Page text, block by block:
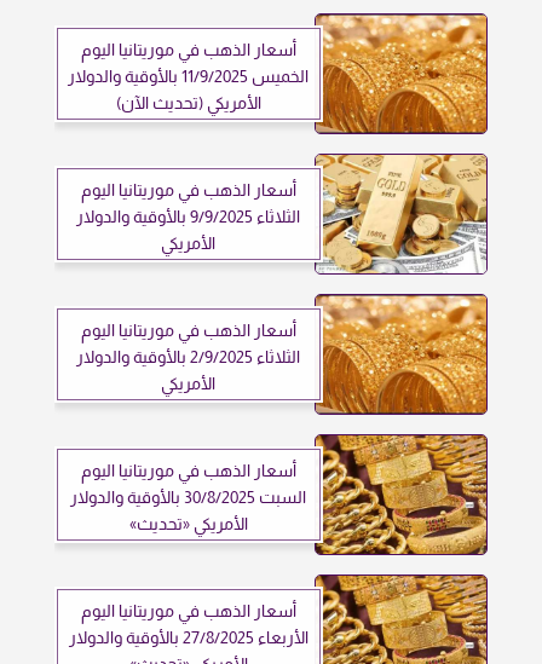
أسعار الذهب في موريتانيا اليوم
الخميس 11/9/2025 بالأوقية والدولار
الأمريكي (تحديث الآن)
أسعار الذهب في موريتانيا اليوم
الثلاثاء 9/9/2025 بالأوقية والدولار
الأمريكي
أسعار الذهب في موريتانيا اليوم
الثلاثاء 2/9/2025 بالأوقية والدولار
الأمريكي
أسعار الذهب في موريتانيا اليوم
السبت 30/8/2025 بالأوقية والدولار
الأمريكي «تحديث»
أسعار الذهب في موريتانيا اليوم
الأربعاء 27/8/2025 بالأوقية والدولار